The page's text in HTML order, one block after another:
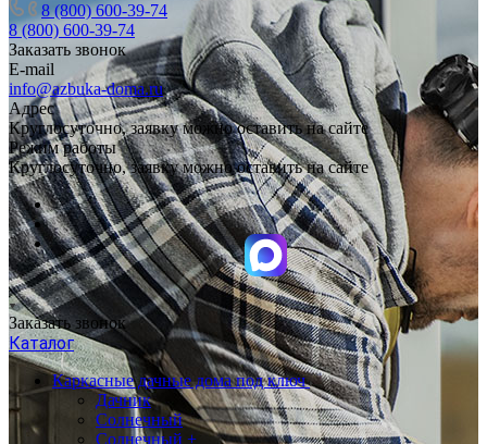
8 (800) 600-39-74
8 (800) 600-39-74
Заказать звонок
E-mail
info@azbuka-doma.ru
Адрес
Круглосуточно, заявку можно оставить на сайте
Режим работы
Круглосуточно, заявку можно оставить на сайте
Заказать звонок
Каталог
Каркасные дачные дома под ключ
Дачник
Солнечный
Солнечный +